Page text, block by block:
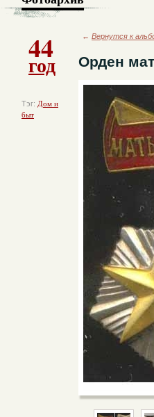
44
год
Тэг: Дом и
быт
← Вернутся к
Орден